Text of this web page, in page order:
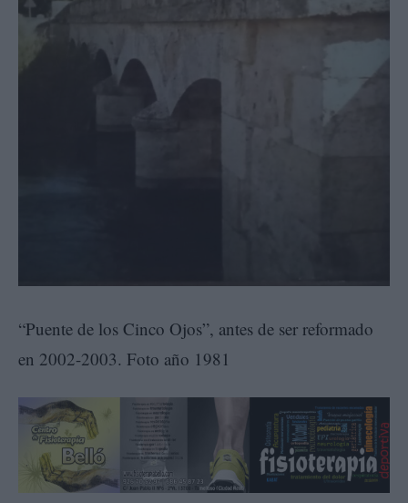
“Puente de los Cinco Ojos”, antes de ser reformado
en 2002-2003. Foto año 1981